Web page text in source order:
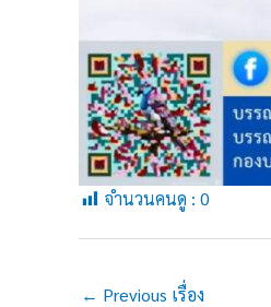
จำนวนคนดู : 0
← Previous เรื่อง